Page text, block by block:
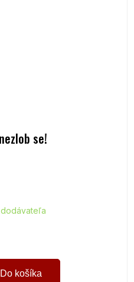
se!
Do košíka